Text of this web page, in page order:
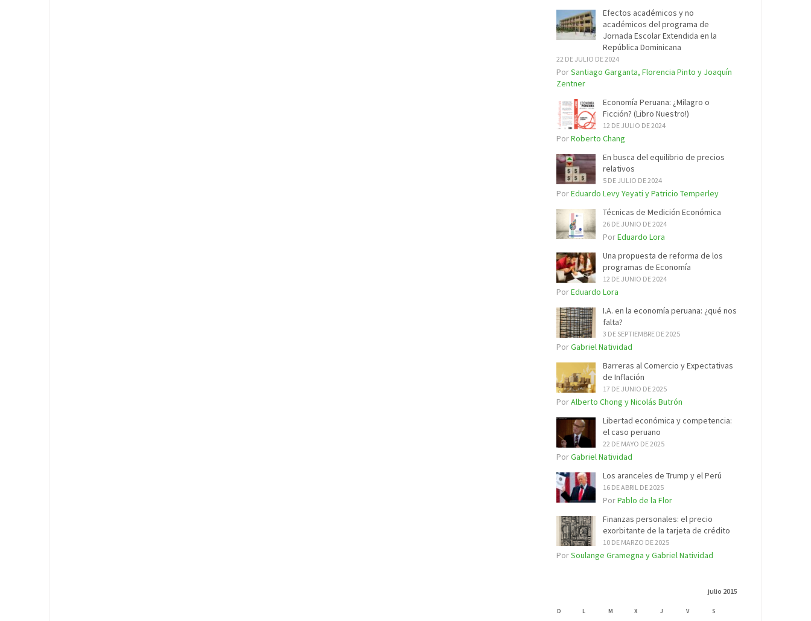
Efectos académicos y no
académicos del programa de
Jornada Escolar Extendida en la
República Dominicana
22 DE JULIO DE 2024
PorSantiago Garganta, Florencia Pinto y Joaquín
Zentner
Economía Peruana: ¿Milagro o
Ficción? (Libro Nuestro!)
12 DE JULIO DE 2024
PorRoberto Chang
En busca del equilibrio de precios
relativos
5 DE JULIO DE 2024
PorEduardo Levy Yeyati y Patricio Temperley
Técnicas de Medición Económica
26 DE JUNIO DE 2024
PorEduardo Lora
Una propuesta de reforma de los
programas de Economía
12 DE JUNIO DE 2024
PorEduardo Lora
I.A. en la economía peruana: ¿qué nos
falta?
3 DE SEPTIEMBRE DE 2025
PorGabriel Natividad
Barreras al Comercio y Expectativas
de Inflación
17 DE JUNIO DE 2025
PorAlberto Chong y Nicolás Butrón
Libertad económica y competencia:
el caso peruano
22 DE MAYO DE 2025
PorGabriel Natividad
Los aranceles de Trump y el Perú
16 DE ABRIL DE 2025
PorPablo de la Flor
Finanzas personales: el precio
exorbitante de la tarjeta de crédito
10 DE MARZO DE 2025
PorSoulange Gramegna y Gabriel Natividad
julio 2015
D L M X J V S